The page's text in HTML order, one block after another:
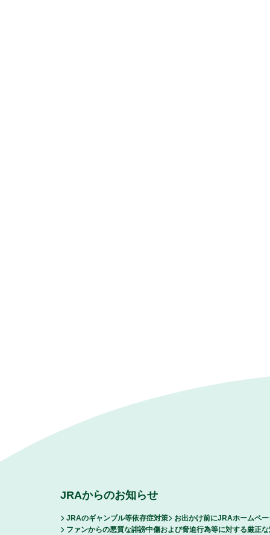
JRAからのお知らせ
JRAのギャンブル等依存症対策
お出かけ前にJRAホームペ
ファンからの悪質な誹謗中傷および脅迫行為等に対する厳正